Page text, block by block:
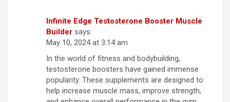
Infinite Edge Testosterone Booster Muscle
Builder says:
May 10, 2024 at 3:14 am
In the world of fitness and bodybuilding,
testosterone boosters have gained immense
popularity. These supplements are designed to
help increase muscle mass, improve strength,